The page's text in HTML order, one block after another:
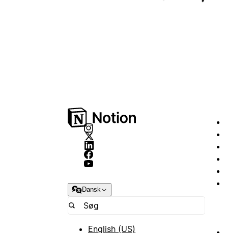
Dansk
English (US)